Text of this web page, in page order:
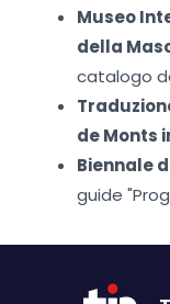
Museo
della
catalogo
de Monts
Biennale
guide